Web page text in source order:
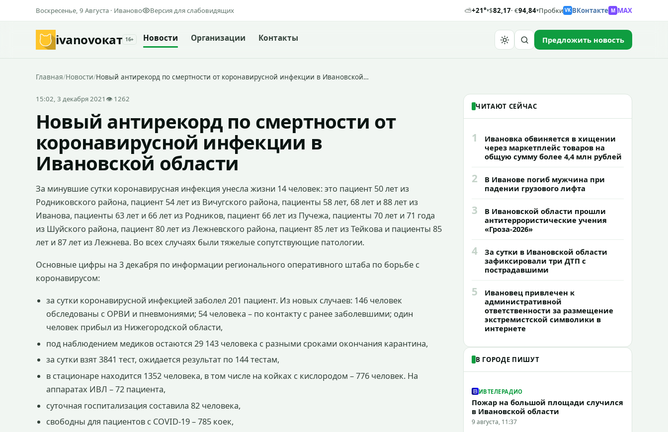
Воскресенье, 9 Августа · Иваново Версия для слабовидящих ⛅+21°▾$82,17· €94,84▾Пробки VK ВКонтакте M MAX
ivanovoкат 16+ Новости Организации Контакты Предложить новость
Главная/Новости/Новый антирекорд по смертности от коронавирусной инфекции в Ивановской…
15:02, 3 декабря 2021 👁 1262
Новый антирекорд по смертности от
коронавирусной инфекции в
Ивановской области
За минувшие сутки коронавирусная инфекция унесла жизни 14 человек: это пациент 50 лет из
Родниковского района, пациент 54 лет из Вичугского района, пациенты 58 лет, 68 лет и 88 лет из
Иванова, пациенты 63 лет и 66 лет из Родников, пациент 66 лет из Пучежа, пациенты 70 лет и 71 года
из Шуйского района, пациент 80 лет из Лежневского района, пациент 85 лет из Тейкова и пациенты 85
лет и 87 лет из Лежнева. Во всех случаях были тяжелые сопутствующие патологии.
Основные цифры на 3 декабря по информации регионального оперативного штаба по борьбе с
коронавирусом:
за сутки коронавирусной инфекцией заболел 201 пациент. Из новых случаев: 146 человек
обследованы с ОРВИ и пневмониями; 54 человека – по контакту с ранее заболевшими; один
человек прибыл из Нижегородской области,
под наблюдением медиков остаются 29 143 человека с разными сроками окончания карантина,
за сутки взят 3841 тест, ожидается результат по 144 тестам,
в стационаре находится 1352 человека, в том числе на койках с кислородом – 776 человек. На
аппаратах ИВЛ – 72 пациента,
суточная госпитализация составила 82 человека,
свободны для пациентов с COVID-19 – 785 коек,
ЧИТАЮТ СЕЙЧАС
1
Ивановка обвиняется в хищении
через маркетплейс товаров на
общую сумму более 4,4 млн рублей
2
В Иванове погиб мужчина при
падении грузового лифта
3
В Ивановской области прошли
антитеррористические учения
«Гроза-2026»
4
За сутки в Ивановской области
зафиксировали три ДТП с
пострадавшими
5
Ивановец привлечен к
административной
ответственности за размещение
экстремистской символики в
интернете
В ГОРОДЕ ПИШУТ
ИВТЕЛЕРАДИО
Пожар на большой площади случился
в Ивановской области
9 августа, 11:37